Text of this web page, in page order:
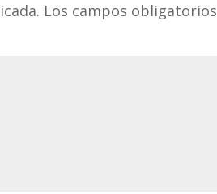
Los campos obligatorios